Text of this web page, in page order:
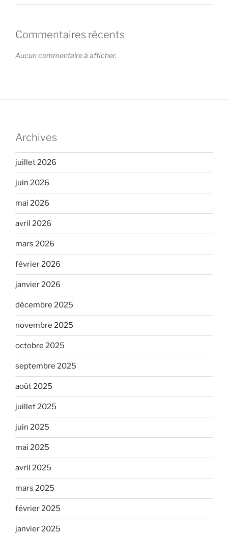
Commentaires récents
Aucun commentaire à afficher.
Archives
juillet 2026
juin 2026
mai 2026
avril 2026
mars 2026
février 2026
janvier 2026
décembre 2025
novembre 2025
octobre 2025
septembre 2025
août 2025
juillet 2025
juin 2025
mai 2025
avril 2025
mars 2025
février 2025
janvier 2025